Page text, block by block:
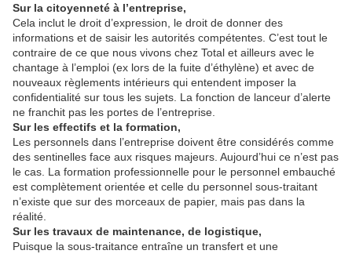
Sur la citoyenneté à l’entreprise,
Cela inclut le droit d’expression, le droit de donner des
informations et de saisir les autorités compétentes. C’est tout le
contraire de ce que nous vivons chez Total et ailleurs avec le
chantage à l’emploi (ex lors de la fuite d’éthylène) et avec de
nouveaux règlements intérieurs qui entendent imposer la
confidentialité sur tous les sujets. La fonction de lanceur d’alerte
ne franchit pas les portes de l’entreprise.
Sur les effectifs et la formation,
Les personnels dans l’entreprise doivent être considérés comme
des sentinelles face aux risques majeurs. Aujourd’hui ce n’est pas
le cas. La formation professionnelle pour le personnel embauché
est complètement orientée et celle du personnel sous-traitant
n’existe que sur des morceaux de papier, mais pas dans la
réalité.
Sur les travaux de maintenance, de logistique,
Puisque la sous-traitance entraîne un transfert et une